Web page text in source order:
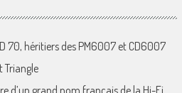
70, héritiers des PM6007 et CD6007
Triangle